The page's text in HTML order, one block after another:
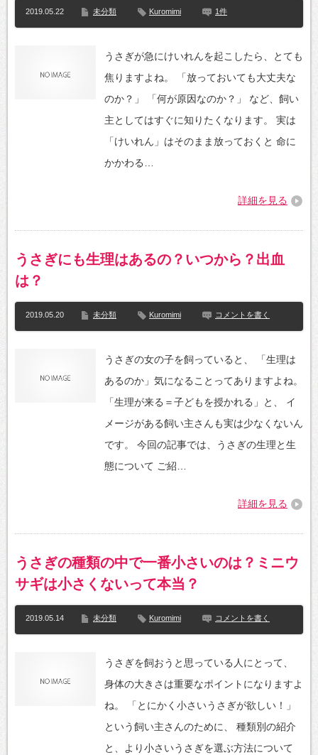
2019.05.22 未分類 Kuromimi 1件
うさぎが急にけいれんを起こしたら、とても
焦りますよね。 「放っておいても大丈夫な
のか？」 「何が原因なのか？」 など、飼い
主としてはすぐに知りたくなります。 実は
「けいれん」はそのまま放っておくと 命に
かかわる…
詳細を見る
うさぎにも生理はあるの？いつから？出血
は？
2019.05.20 未分類 Kuromimi コメントを書く
うさぎの女の子を飼っていると、 「生理は
あるのか」気になることってありますよね。
「生理が来る＝子どもを授かれる」と、 イ
メージがある飼い主さんも実は少なくないん
です。 今回の記事では、うさぎの生理と生
態について ご紹…
詳細を見る
うさぎの種類の中で一番小さいのは？ミニウ
サギは小さくないって本当？
2019.05.14 未分類 Kuromimi コメントを書く
うさぎを飼おうと思っている人にとって、
身体の大きさは重要なポイントになりますよ
ね。 「とにかく小さいうさぎが欲しい！」
という飼い主さんのために、 種類別の紹介
と、より小さいうさぎを選ぶ方法について